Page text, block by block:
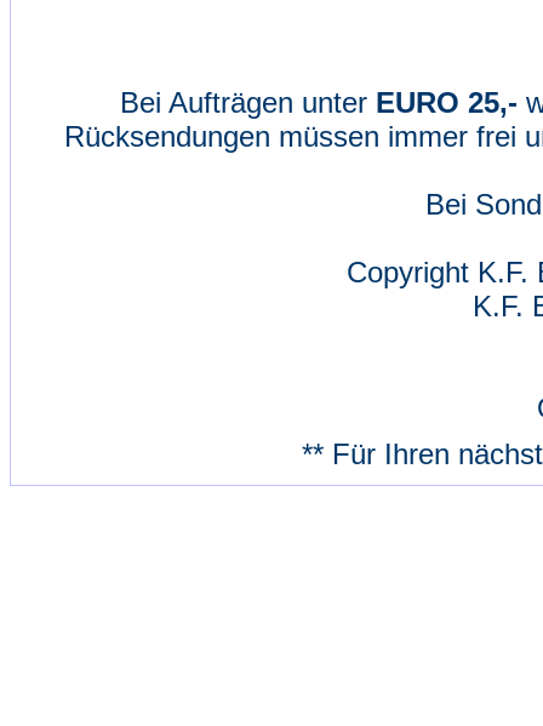
Bei Aufträgen unter EURO 25,-
Rücksendungen müssen immer frei
Bei
Copyright
K.F.
** Für Ihren